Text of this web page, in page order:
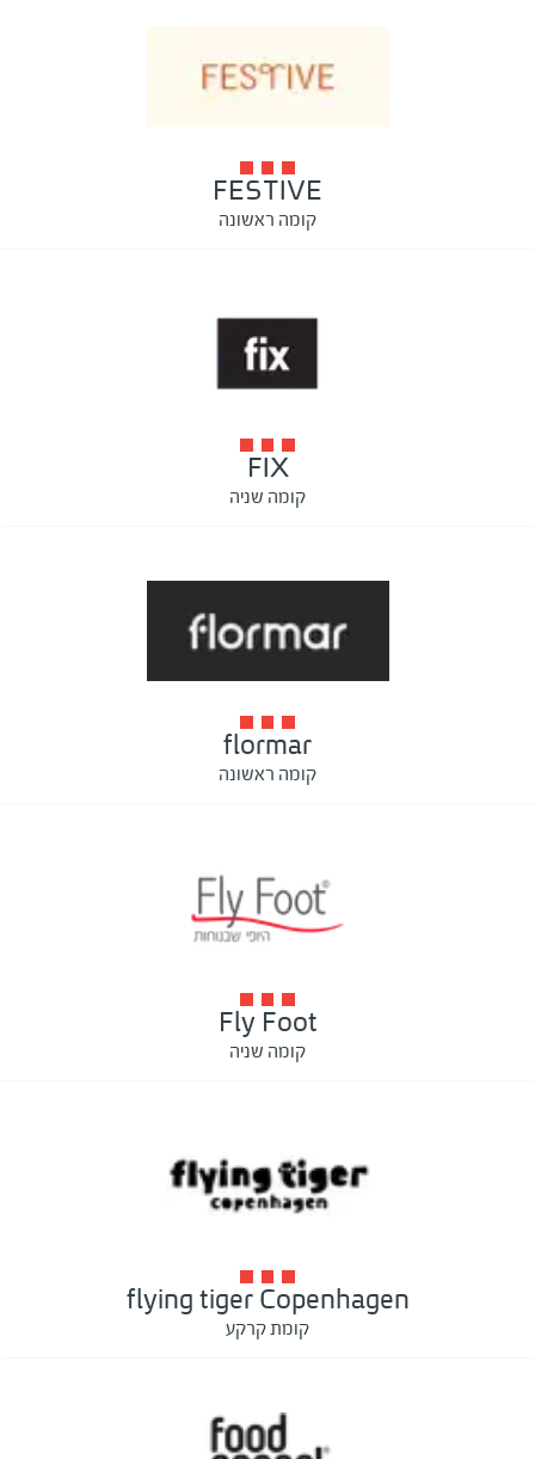
FESTIVE
קומה ראשונה
FIX
קומה שניה
flormar
קומה ראשונה
Fly Foot
קומה שניה
flying tiger Copenhagen
קומת קרקע